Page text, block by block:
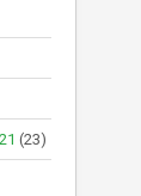
(23)